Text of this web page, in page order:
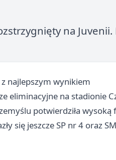
na
najlepszym wynikiem
eliminacyjne na stadionie
potwierdziła wysoką
się jeszcze SP nr 4 oraz